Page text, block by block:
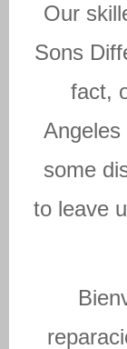
Our
Sons
fact,
some
to leave